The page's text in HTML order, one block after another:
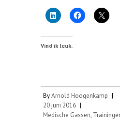
Vind ik leuk:
ByArnold Hoogenkamp |
20 juni 2016 |
Medische Gassen,